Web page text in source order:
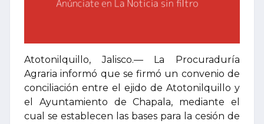
Atotonilquillo, Jalisco.— La Procuraduría
Agraria informó que se firmó un convenio de
conciliación entre el ejido de Atotonilquillo y
el Ayuntamiento de Chapala, mediante el
cual se establecen las bases para la cesión de